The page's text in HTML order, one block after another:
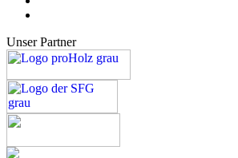
Unser Partner